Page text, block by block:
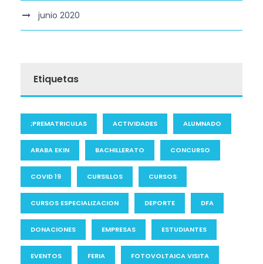
junio 2020
Etiquetas
;PREMATRICULAS ACTIVIDADES ALUMNADO
ARABA EKIN BACHILLERATO CONCURSO
COVID 19 CURSILLOS CURSOS
CURSOS ESPECIALIZACION DEPORTE DFA
DONACIONES EMPRESAS ESTUDIANTES
EVENTOS FERIA FOTOVOLTAICA VISITA